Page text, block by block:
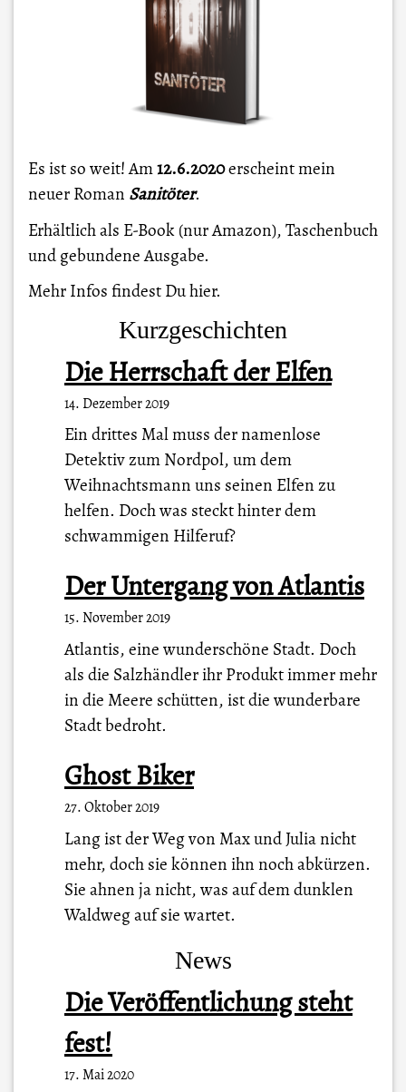
Es ist so weit! Am12.6.2020erscheint mein
neuer Roman Sanitöter.
Erhältlich als E-Book (nur Amazon), Taschenbuch
und gebundene Ausgabe.
Mehr Infos findest Duhier.
Kurzgeschichten
Die Herrschaft der Elfen
14. Dezember 2019
Ein drittes Mal muss der namenlose
Detektiv zum Nordpol, um dem
Weihnachtsmann uns seinen Elfen zu
helfen. Doch was steckt hinter dem
schwammigen Hilferuf?
Der Untergang von Atlantis
15. November 2019
Atlantis, eine wunderschöne Stadt. Doch
als die Salzhändler ihr Produkt immer mehr
in die Meere schütten, ist die wunderbare
Stadt bedroht.
Ghost Biker
27. Oktober 2019
Lang ist der Weg von Max und Julia nicht
mehr, doch sie können ihn noch abkürzen.
Sie ahnen ja nicht, was auf dem dunklen
Waldweg auf sie wartet.
News
Die Veröffentlichung steht
fest!
17. Mai 2020